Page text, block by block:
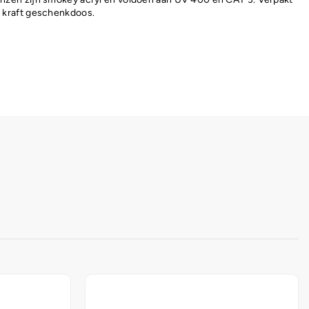
kraft geschenkdoos.